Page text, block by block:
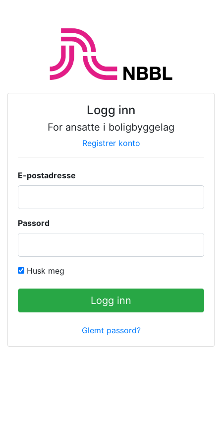
Logg inn
For ansatte i boligbyggelag
Registrer konto
E-postadresse
Passord
Husk meg
Logg inn
Glemt passord?